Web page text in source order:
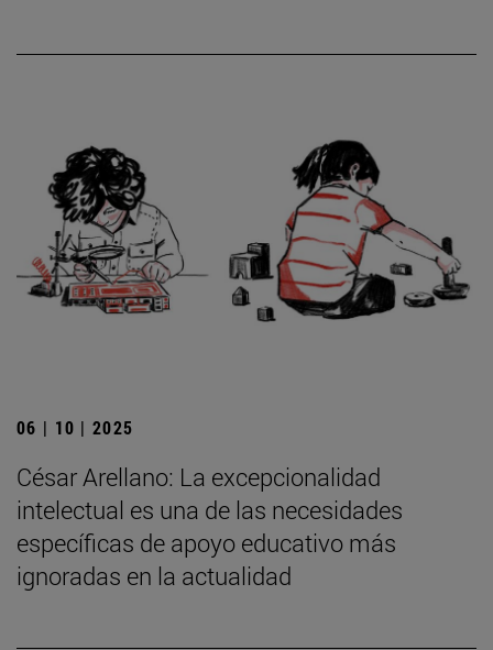
06 | 10 | 2025
César Arellano: La excepcionalidad
intelectual es una de las necesidades
específicas de apoyo educativo más
ignoradas en la actualidad